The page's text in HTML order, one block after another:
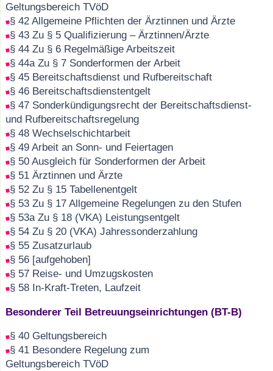
Geltungsbereich TVöD
§ 42 Allgemeine Pflichten der Ärztinnen und Ärzte
§ 43 Zu § 5 Qualifizierung – Ärztinnen/Ärzte
§ 44 Zu § 6 Regelmäßige Arbeitszeit
§ 44a Zu § 7 Sonderformen der Arbeit
§ 45 Bereitschaftsdienst und Rufbereitschaft
§ 46 Bereitschaftsdienstentgelt
§ 47 Sonderkündigungsrecht der Bereitschaftsdienst-
und Rufbereitschaftsregelung
§ 48 Wechselschichtarbeit
§ 49 Arbeit an Sonn- und Feiertagen
§ 50 Ausgleich für Sonderformen der Arbeit
§ 51 Ärztinnen und Ärzte
§ 52 Zu § 15 Tabellenentgelt
§ 53 Zu § 17 Allgemeine Regelungen zu den Stufen
§ 53a Zu § 18 (VKA) Leistungsentgelt
§ 54 Zu § 20 (VKA) Jahressonderzahlung
§ 55 Zusatzurlaub
§ 56 [aufgehoben]
§ 57 Reise- und Umzugskosten
§ 58 In-Kraft-Treten, Laufzeit
Besonderer Teil Betreuungseinrichtungen (BT-B)
§ 40 Geltungsbereich
§ 41 Besondere Regelung zum
Geltungsbereich TVöD